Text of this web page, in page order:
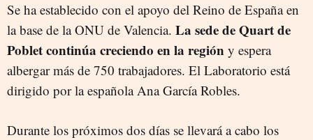
Se ha establecido con el apoyo del Reino de España en
la base de la ONU de Valencia. La sede de Quart de
Poblet continúa creciendo en la región y espera
albergar más de 750 trabajadores. El Laboratorio está
dirigido por la española Ana García Robles.
Durante los próximos dos días se llevará a cabo los